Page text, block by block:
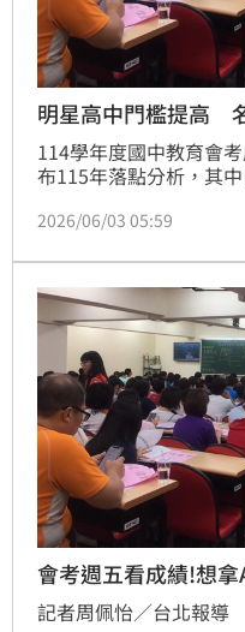
明星高中門檻提高
114學年度國中教育會
布115年落點分析，其
降溫，大臺北與桃竹苗
2026/06/03 05:59
會考週五看成績!想拿
記者周佩怡／台北報導